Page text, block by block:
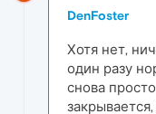
DenFoster
Хотя нет,
один разу
снова